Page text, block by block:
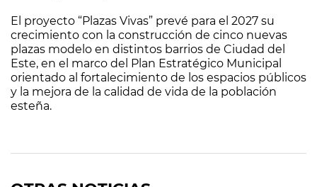
El proyecto “Plazas Vivas” prevé para el 2027 su
crecimiento con la construcción de cinco nuevas
plazas modelo en distintos barrios de Ciudad del
Este, en el marco del Plan Estratégico Municipal
orientado al fortalecimiento de los espacios públicos
y la mejora de la calidad de vida de la población
esteña.